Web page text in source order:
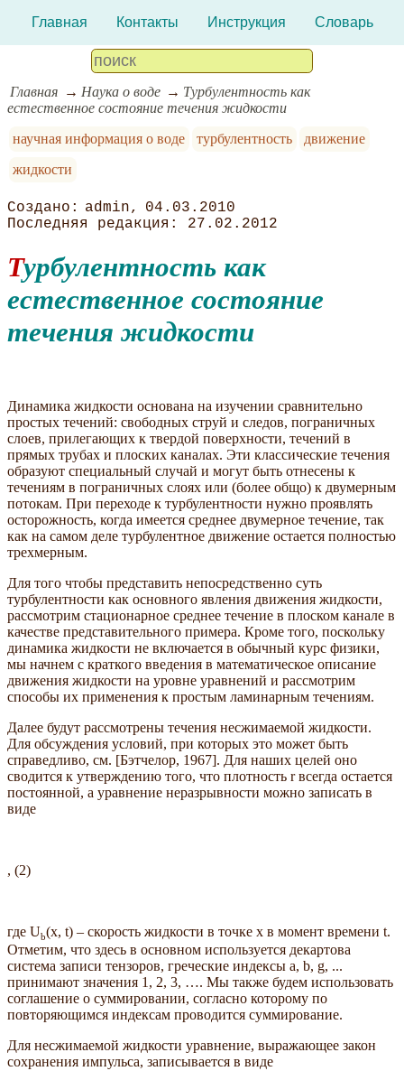
Главная Контакты Инструкция Словарь
Главная Наука о воде
Турбулентность как
естественное состояние течения жидкости
научная информация о воде
турбулентность
движение
жидкости
admin
04.03.2010
27.02.2012
Турбулентность как
естественное состояние
течения жидкости
Динамика жидкости основана на изучении сравнительно
простых течений: свободных струй и следов, пограничных
слоев, прилегающих к твердой поверхности, течений в
прямых трубах и плоских каналах. Эти классические течения
образуют специальный случай и могут быть отнесены к
течениям в пограничных слоях или (более общо) к двумерным
потокам. При переходе к турбулентности нужно проявлять
осторожность, когда имеется среднее двумерное течение, так
как на самом деле турбулентное движение остается полностью
трехмерным.
Для того чтобы представить непосредственно суть
турбулентности как основного явления движения жидкости,
рассмотрим стационарное среднее течение в плоском канале в
качестве представительного примера. Кроме того, поскольку
динамика жидкости не включается в обычный курс физики,
мы начнем с краткого введения в математическое описание
движения жидкости на уровне уравнений и рассмотрим
способы их применения к простым ламинарным течениям.
Далее будут рассмотрены течения несжимаемой жидкости.
Для обсуждения условий, при которых это может быть
справедливо, см. [Бэтчелор, 1967]. Для наших целей оно
сводится к утверждению того, что плотность r всегда остается
постоянной, а уравнение неразрывности можно записать в
виде
, (2)
где Ub(x, t) – скорость жидкости в точке x в момент времени t.
Отметим, что здесь в основном используется декартова
система записи тензоров, греческие индексы a, b, g, ...
принимают значения 1, 2, 3, …. Мы также будем использовать
соглашение о суммировании, согласно которому по
повторяющимся индексам проводится суммирование.
Для несжимаемой жидкости уравнение, выражающее закон
сохранения импульса, записывается в виде